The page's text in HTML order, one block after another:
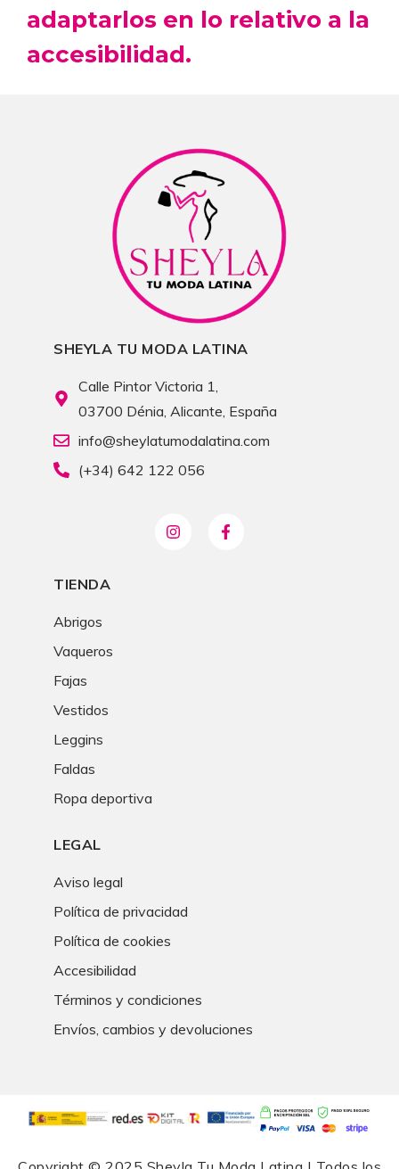
adaptarlos en lo relativo a la
accesibilidad.
SHEYLA TU MODA LATINA
Calle Pintor Victoria 1,
03700 Dénia, Alicante, España
info@sheylatumodalatina.com
(+34) 642 122 056
TIENDA
Abrigos
Vaqueros
Fajas
Vestidos
Leggins
Faldas
Ropa deportiva
LEGAL
Aviso legal
Política de privacidad
Política de cookies
Accesibilidad
Términos y condiciones
Envíos, cambios y devoluciones